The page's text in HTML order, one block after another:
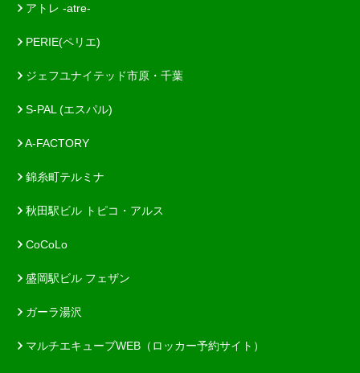
アトレ -atre-
PERIE(ペリエ)
ジェフユナイテッド市原・千葉
S-PAL (エスパル)
A-FACTORY
錦糸町テルミナ
秋田駅ビル トピコ・アルス
CoCoLo
盛岡駅ビル フェザン
ガーラ湯沢
マルチエキューブWEB（ロッカー予約サイト）